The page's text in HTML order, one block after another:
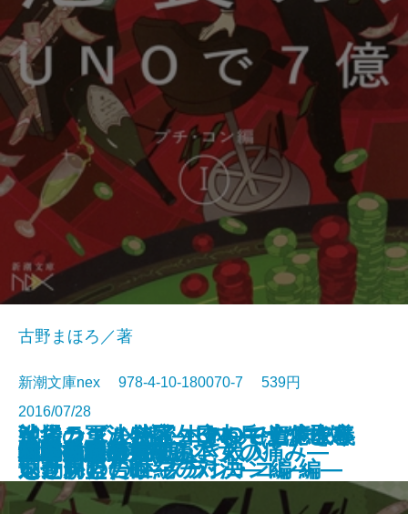
ポエムに万歳！
手のひらの音符
十津川警部 時効なき殺人
地震と独身
日本の決断
広域指定
ケインズかハイエクか―資本主義
を動かした世紀の対決―
イスラエル秘密外交―モサドを率
いた男の告白―
宝島
池袋カジノ特区 UNOで七億取り
返せ同盟 I―プチ・コン編―
古野まほろ／著
新潮文庫nex 978-4-10-180070-7 539円
2016/07/28
文庫電子書籍あり
池袋カジノ特区 UNOで七億取り
返せ同盟 II―グラン・コン編―
青の数学
美の世界旅行
陰翳礼讃・文章読本
約束の海
解縛―母の苦しみ、女の痛み―
穴
村上海賊の娘(三)
村上海賊の娘(四)
戦場の軍法会議―日本兵はなぜ処
刑されたのか―